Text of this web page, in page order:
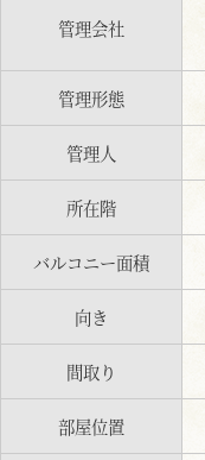
管理会社
管理形態
管理人
所在階
バルコニー面積
向き
間取り
部屋位置